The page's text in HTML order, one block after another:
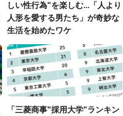
しい性行為"を楽しむ...「人より
人形を愛する男たち」が奇妙な
生活を始めたワケ
「三菱商事"採用大学"ランキン